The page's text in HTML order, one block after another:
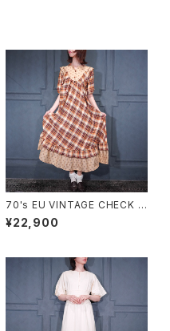
70's EU VINTAGE CHECK P
ATTERNED FRILL DESIGN
HALF SLEEVE ONE PIECE/7
¥22,900